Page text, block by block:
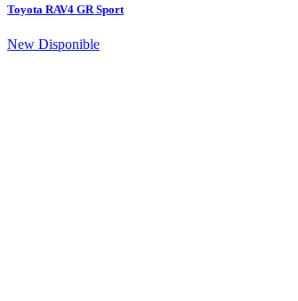
Toyota RAV4 GR Sport
New Disponible